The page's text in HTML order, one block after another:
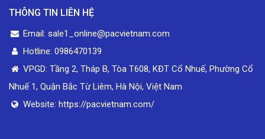
THÔNG TIN LIÊN HỆ
Email: sale1_online@pacvietnam.com
Hotline: 0986470139
VPGD: Tầng 2, Tháp B, Tòa T608, KĐT Cổ Nhuế, Phường Cổ
Nhuế 1, Quận Bắc Từ Liêm, Hà Nội, Việt Nam
Website: https://pacvietnam.com/